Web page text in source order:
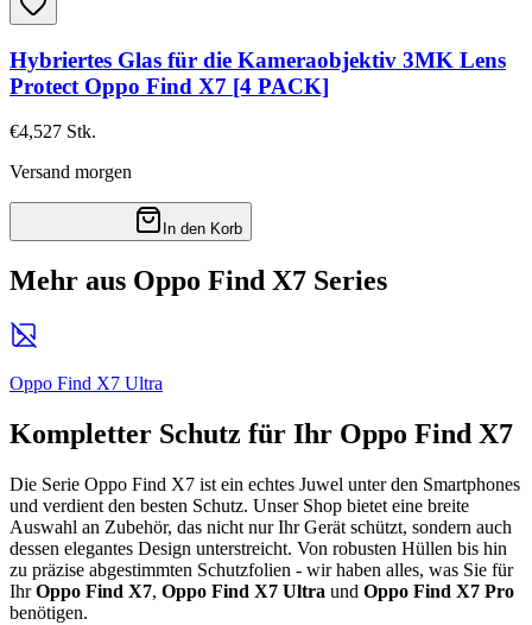
Hybriertes Glas für die Kameraobjektiv 3MK Lens
Protect Oppo Find X7 [4 PACK]
€4,527 Stk.
Versand morgen
In den Korb
Mehr aus Oppo Find X7 Series
Oppo Find X7 Ultra
Kompletter Schutz für Ihr Oppo Find X7
Die Serie Oppo Find X7 ist ein echtes Juwel unter den Smartphones
und verdient den besten Schutz. Unser Shop bietet eine breite
Auswahl an Zubehör, das nicht nur Ihr Gerät schützt, sondern auch
dessen elegantes Design unterstreicht. Von robusten Hüllen bis hin
zu präzise abgestimmten Schutzfolien - wir haben alles, was Sie für
IhrOppo Find X7, Oppo Find X7 Ultra und Oppo Find X7 Pro
benötigen.